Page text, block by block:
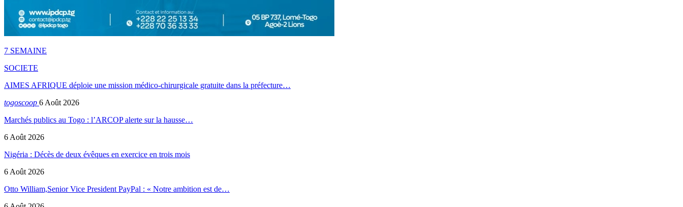
7 SEMAINE
SOCIETE
AIMES AFRIQUE déploie une mission médico-chirurgicale gratuite dans la préfecture…
togoscoop 6 Août 2026
Marchés publics au Togo : l’ARCOP alerte sur la hausse…
6 Août 2026
Nigéria : Décès de deux évêques en exercice en trois mois
6 Août 2026
Otto William,Senior Vice President PayPal : « Notre ambition est de…